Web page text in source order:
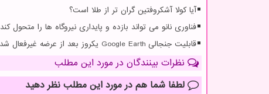
آیا کولا آشکروفتین گران تر از طلا است؟
فناوری نانو می تواند بازده و پایداری نیروگاه ها را متحول کند
قابلیت جنجالی Google Earth یکروز بعد از عرضه غیرفعال شد
نظرات بینندگان در مورد این مطلب
لطفا شما هم در مورد این مطلب نظر دهید